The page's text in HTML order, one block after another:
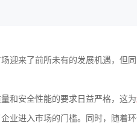
迎来了前所未有的发展机遇，但同
和安全性能的要求日益严格，这为
业进入市场的门槛。同时，随着环